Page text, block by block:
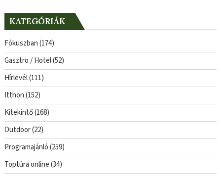
KATEGÓRIÁK
Fókuszban(174)
Gasztro / Hotel(52)
Hírlevél(111)
Itthon(152)
Kitekintő(168)
Outdoor(22)
Programajánló(259)
Toptúra online(34)